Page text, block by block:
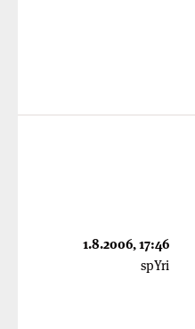
1.8.2006, 17:46
spYri